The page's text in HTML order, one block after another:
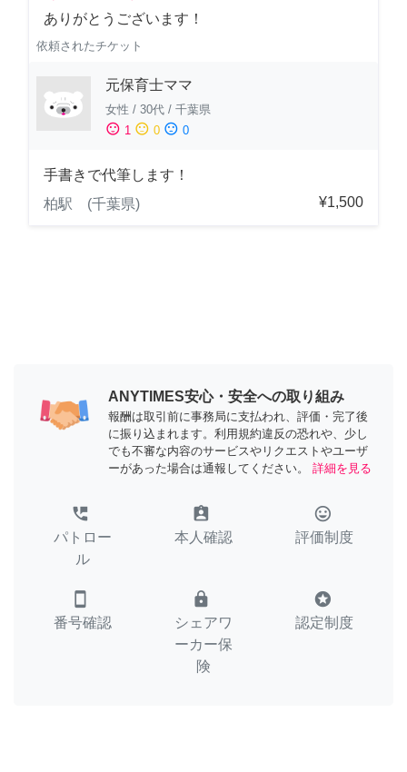
ありがとうございます！
依頼されたチケット
元保育士ママ
女性 / 30代 / 千葉県
sentiment_satisfied 1 sentiment_neutral 0 sentiment_dissatisfied 0
手書きで代筆します！
柏駅 (千葉県)
¥1,500
ANYTIMES安心・安全への取り組み
報酬は取引前に事務局に支払われ、評価・完了後
に振り込まれます。利用規約違反の恐れや、少し
でも不審な内容のサービスやリクエストやユーザ
ーがあった場合は通報してください。
詳細を見る
perm_phone_msg
パトロー
ル
assignment_ind
本人確認
tag_faces
評価制度
smartphone
番号確認
lock
シェアワ
ーカー保
険
stars
認定制度